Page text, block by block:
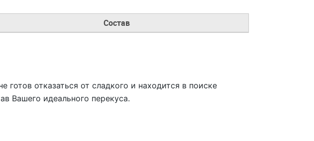
Состав
готов отказаться от сладкого и находится в поиске
Вашего идеального перекуса.